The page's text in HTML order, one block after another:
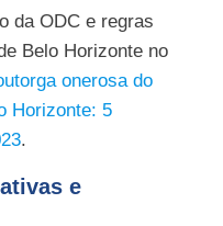
da ODC e regras
Belo Horizonte no
onerosa do
Horizonte: 5
.
e